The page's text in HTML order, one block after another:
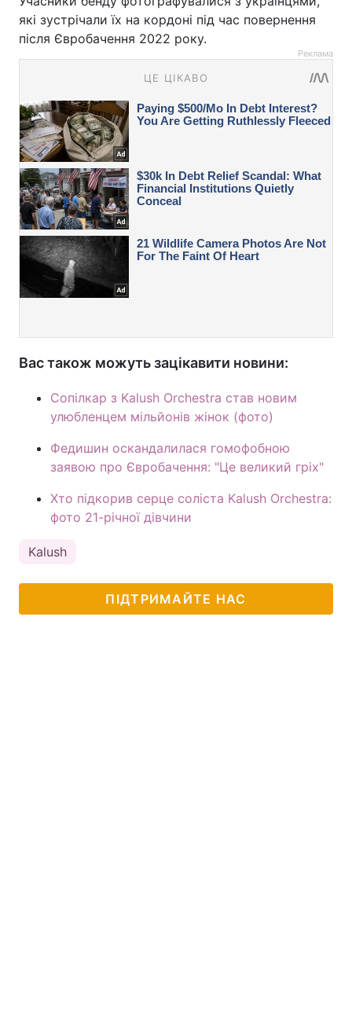
які зустрічали їх на кордоні під час повернення
після Євробачення 2022 року.
Реклама
Вас також можуть зацікавити новини:
Сопілкар з Kalush Orchestra став новим
улюбленцем мільйонів жінок (фото)
Федишин оскандалилася гомофобною
заявою про Євробачення: "Це великий гріх"
Хто підкорив серце соліста Kalush Orchestra:
фото 21-річної дівчини
Kalush
ПІДТРИМАЙТЕ НАС